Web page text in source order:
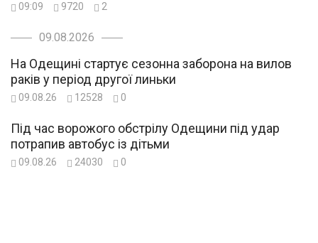
09:09 9720 2
09.08.2026
На Одещині стартує сезонна заборона на вилов
раків у період другої линьки
09.08.26 12528 0
Під час ворожого обстрілу Одещини під удар
потрапив автобус із дітьми
09.08.26 24030 0